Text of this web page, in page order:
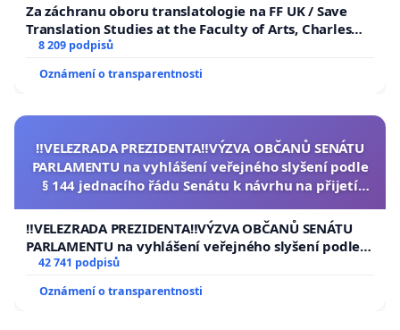
Za záchranu oboru translatologie na FF UK / Save
Translation Studies at the Faculty of Arts, Charles
University
8 209 podpisů
Oznámení o transparentnosti
‼️VELEZRADA PREZIDENTA‼️VÝZVA OBČANŮ SENÁTU
PARLAMENTU na vyhlášení veřejného slyšení podle
§ 144 jednacího řádu Senátu k návrhu na přijetí
republiky
‼️VELEZRADA PREZIDENTA‼️VÝZVA OBČANŮ SENÁTU
PARLAMENTU na vyhlášení veřejného slyšení podle §
144 jednacího řádu Senátu k návrhu na přijetí
republiky
42 741 podpisů
Oznámení o transparentnosti